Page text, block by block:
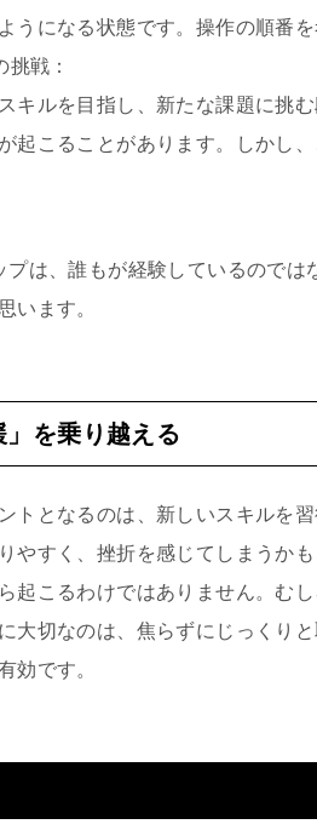
うになる状態です。操作の順番
戦：
キルを目指し、新たな課題に挑
起こることがあります。しかし
プは、誰もが経験しているので
います。
」を乗り越える
トとなるのは、新しいスキルを
やすく、挫折を感じてしまうか
起こるわけではありません。む
大切なのは、焦らずにじっくり
効です。